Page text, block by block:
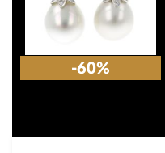
-60%